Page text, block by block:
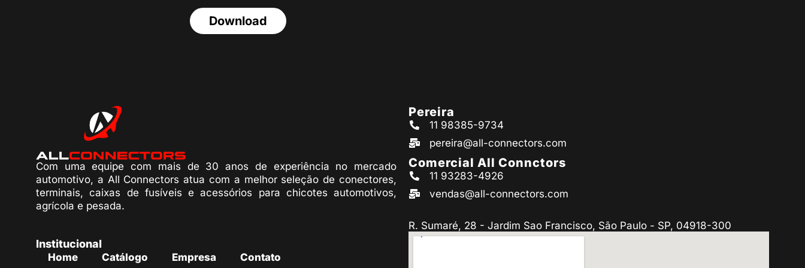
Download
Com uma equipe com mais de 30 anos de experiência no mercado
automotivo, a All Connectors atua com a melhor seleção de conectores,
terminais, caixas de fusíveis e acessórios para chicotes automotivos,
agrícola e pesada.
Institucional
Home Catálogo Empresa Contato
Pereira
11 98385-9734
pereira@all-connectors.com
Comercial All Connctors
11 93283-4926
vendas@all-connectors.com
R. Sumaré, 28 - Jardim Sao Francisco, São Paulo - SP, 04918-300